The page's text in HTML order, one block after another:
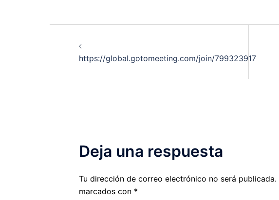
https://global.gotomeeting.com/join/799323917
Deja una respuesta
Tu dirección de correo electrónico no será publicada.
marcados con *